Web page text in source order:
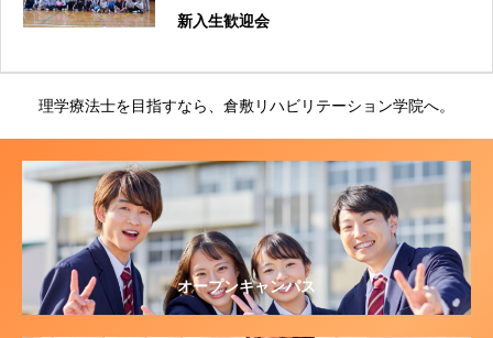
新入生歓迎会
理学療法士を目指すなら、倉敷リハビリテーション学院へ。
オープンキャンパス